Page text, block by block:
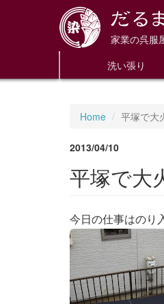
家業の呉服
洗い張り
Home 平塚で
2013/04/10
平塚で大
今日の仕事はのり